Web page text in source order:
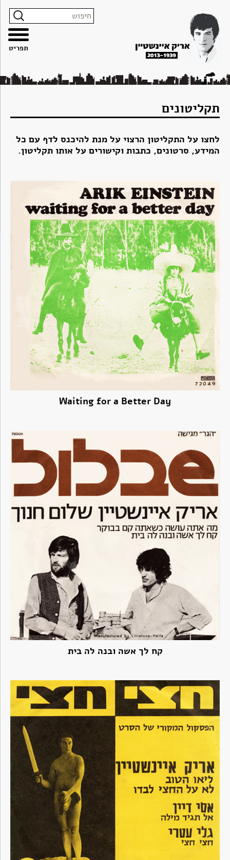
האתר
הצהרת
נגישות
לתוכן
קשר
תקליטונים
לחצו על התקליטון הרצוי על מנת להיכנס לדף עם כל
המידע, סרטונים, כתבות וקישורים על אותו תקליטון.
Waiting for a Better Day
קח לך אשה ובנה לה בית
תפריט